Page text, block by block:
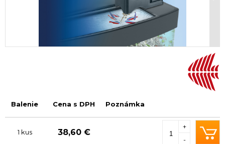
Balenie Cena s DPH Poznámka
1 kus 38,60 €
-
+